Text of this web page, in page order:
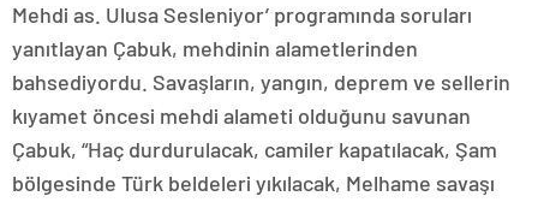
Mehdi as. Ulusa Sesleniyor’ programında soruları
yanıtlayan Çabuk, mehdinin alametlerinden
bahsediyordu. Savaşların, yangın, deprem ve sellerin
kıyamet öncesi mehdi alameti olduğunu savunan
Çabuk, “Haç durdurulacak, camiler kapatılacak, Şam
bölgesinde Türk beldeleri yıkılacak, Melhame savaşı